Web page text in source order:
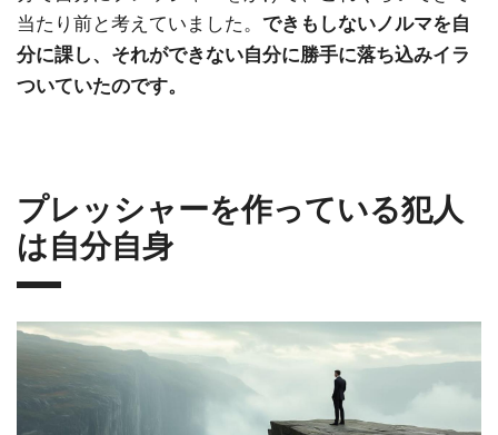
当たり前と考えていました。 できもしないノルマを自
分に課し、それができない自分に勝手に落ち込みイラ
ついていたのです。
プレッシャーを作っている犯人
は自分自身